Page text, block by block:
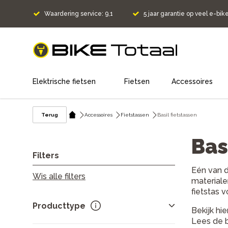
Waardering service: 9,1 5 jaar garantie op veel e-
home
Elektrische fietsen Fietsen Accessoires
Terug Accessoires Fietstassen Basil fietstassen
Filters
Wis alle filters
Producttype
Eén van
fietstas
Bekijk
Lees de